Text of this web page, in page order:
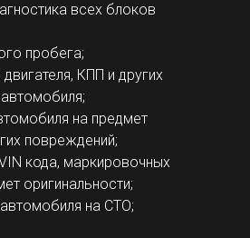
всех блоков
пробега;
КПП и других
на предмет
повреждений;
кода, маркировочных
оригинальности;
на СТО;